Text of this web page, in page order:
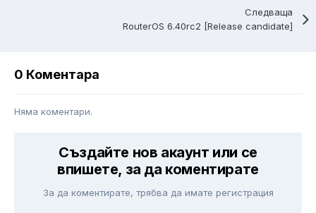
Следваща
RouterOS 6.40rc2 [Release candidate]
0 Коментара
Няма коментари.
Създайте нов акаунт или се
впишете, за да коментирате
За да коментирате, трябва да имате регистрация